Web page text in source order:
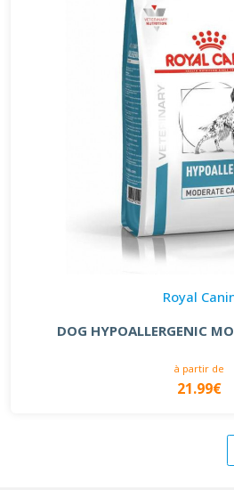
Royal
DOG HYPOALLERGENIC
à partir de
21.99€